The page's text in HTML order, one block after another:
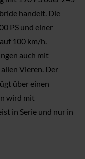
handelt. Die
PS und einer
100 km/h.
auch mit
Vieren. Der
über einen
wird mit
in Serie und nur in